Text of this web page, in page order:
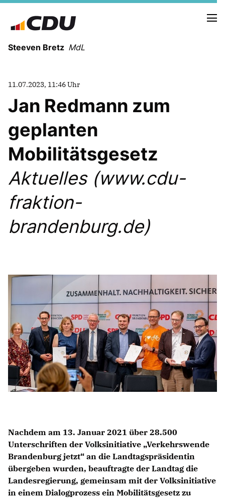
Steeven Bretz MdL
WAHLKREISBESUCHE
PRESSEFOTOS
MEIN BÜRGERBÜRO
Redebeiträge
Anträge CDU
CDU Deutschland
CDU Fraktion im Brandenburger Landtag
CDU Brandenburg
CDU Potsdam
11.07.2023, 11:46 Uhr
Jan Redmann zum
geplanten
Mobilitätsgesetz
Aktuelles (www.cdu-
fraktion-
brandenburg.de)
Nachdem am 13. Januar 2021 über 28.500
Unterschriften der Volksinitiative „Verkehrswende
Brandenburg jetzt“ an die Landtagspräsidentin
übergeben wurden, beauftragte der Landtag die
Landesregierung, gemeinsam mit der Volksinitiative
in einem Dialogprozess ein Mobilitätsgesetz zu